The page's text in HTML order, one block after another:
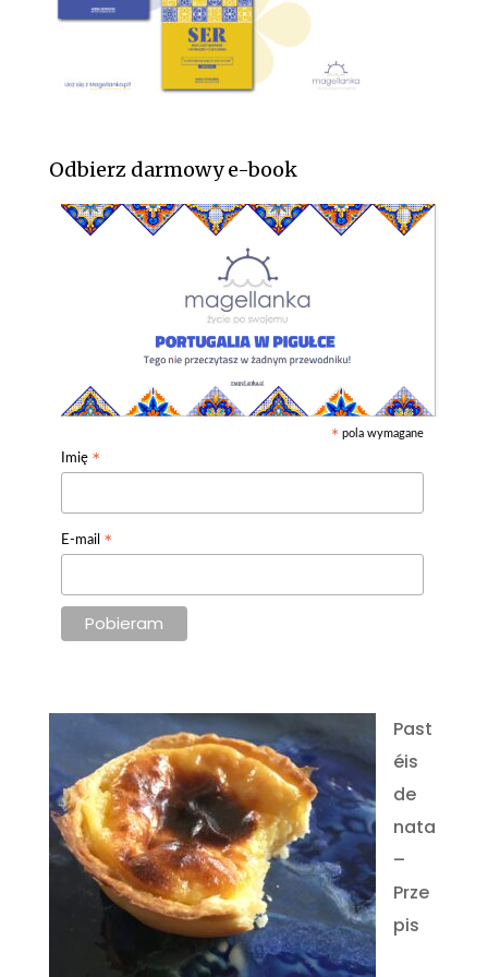
Odbierz darmowy e-book
* pola wymagane
Imię *
E-mail *
Past
éis
de
nata
–
Prze
pis